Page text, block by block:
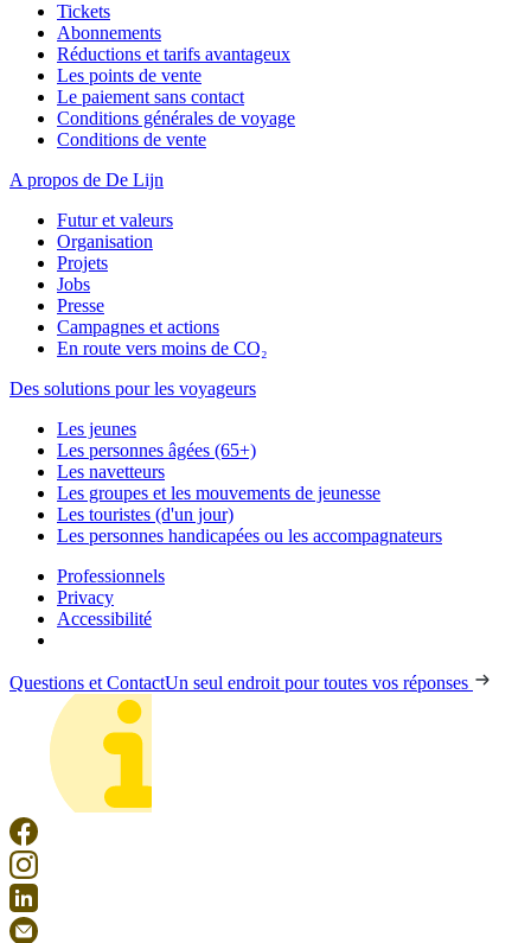
Tickets
Abonnements
Réductions et tarifs avantageux
Les points de vente
Le paiement sans contact
Conditions générales de voyage
Conditions de vente
A propos de De Lijn
Futur et valeurs
Organisation
Projets
Jobs
Presse
Campagnes et actions
En route vers moins de CO₂
Des solutions pour les voyageurs
Les jeunes
Les personnes âgées (65+)
Les navetteurs
Les groupes et les mouvements de jeunesse
Les touristes (d'un jour)
Les personnes handicapées ou les accompagnateurs
Professionnels
Privacy
Accessibilité
Questions et ContactUn seul endroit pour toutes vos réponses